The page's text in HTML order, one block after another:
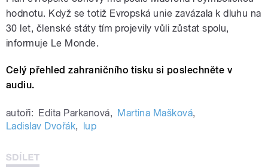
hodnotu. Když se totiž Evropská unie zavázala k dluhu na
30 let, členské státy tím projevily vůli zůstat spolu,
informuje Le Monde.
Celý přehled zahraničního tisku si poslechněte v
audiu.
autoři: Edita Parkanová, Martina Mašková,
Ladislav Dvořák, lup